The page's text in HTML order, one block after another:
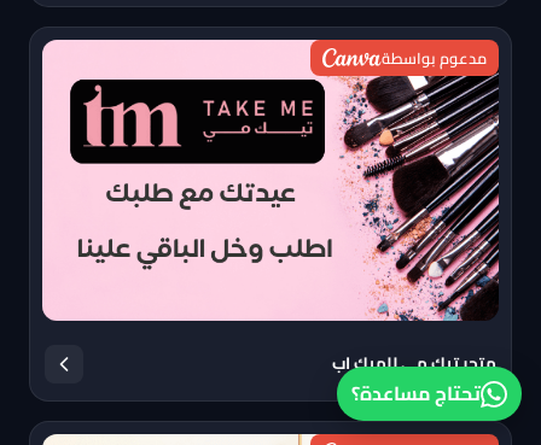
مدعوم بواسطة
متجر تيك مي للميك اب
تحتاج مساعدة؟